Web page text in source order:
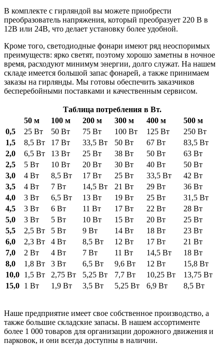
В комплекте с гирляндой вы можете приобрести
преобразователь напряжения, который преобразует 220 В в
12В или 24В, что делает установку более удобной.
Кроме того, светодиодные фонари имеют ряд неоспоримых
преимуществ: ярко светят, поэтому хорошо заметны в ночное
время, расходуют минимум энергии, долго служат. На нашем
складе имеется большой запас фонарей, а также принимаем
заказы на гирлянды. Мы готовы обеспечить заказчиков
бесперебойными поставками и качественным сервисом.
Таблица потребления в Вт.
50 м
100 м 200 м 300 м 400 м
500 м
0,5
25 Вт 50 Вт 75 Вт 100 Вт 125 Вт
250 Вт
1,5
8,5 Вт 17 Вт 33,5 Вт 50 Вт 67 Вт
83,5 Вт
2,0
6,5 Вт 13 Вт 25 Вт 38 Вт 50 Вт
63 Вт
2,5
5 Вт 10 Вт 20 Вт 30 Вт 40 Вт
50 Вт
3,0
4 Вт 8,5 Вт 17 Вт 25 Вт 33,5 Вт
42 Вт
3,5
4 Вт 7 Вт 14,5 Вт 21 Вт 29 Вт
36 Вт
4,0
3 Вт 6,5 Вт 13 Вт 19 Вт 25 Вт
31,5 Вт
4,5
3 Вт 6 Вт 11 Вт 17 Вт 22 Вт
28 Вт
5,0
3 Вт 5 Вт 10 Вт 15 Вт 20 Вт
25 Вт
5,5
2,5 Вт 5 Вт 9 Вт 14 Вт 18 Вт
23 Вт
6,0
2,3 Вт 4 Вт 8,5 Вт 12 Вт 17 Вт
21 Вт
7,0
2 Вт 4 Вт 7 Вт 11 Вт 14,5 Вт
18 Вт
8,0
1,8 Вт 3 Вт 6,5 Вт 9,6 Вт 12 Вт
15,8 Вт
10,0 1,5 Вт 2,75 Вт 5,25 Вт 7,7 Вт 10,25 Вт
13,75 Вт
15,0 1 Вт 1,9 Вт 3,5 Вт 5,25 Вт 6,9 Вт 8,5 Вт
Наше предприятие имеет свое собственное производство, а
также большие складские запасы. В нашем ассортименте
более 1 000 товаров для организации дорожного движения и
парковок, и они всегда доступны в наличии.